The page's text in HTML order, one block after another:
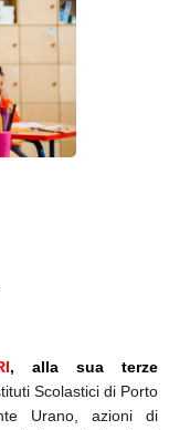
, alla sua terze
Scolastici di Porto
Urano, azioni di